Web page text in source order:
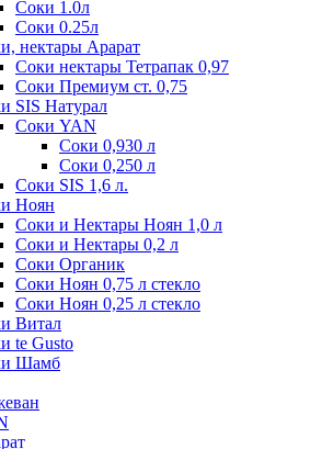
Соки 1.0л
Соки 0.25л
нектары Арарат
Соки нектары Тетрапак 0,97
Соки Премиум ст. 0,75
SIS Натурал
Соки YAN
Соки 0,930 л
Соки 0,250 л
Соки SIS 1,6 л.
Ноян
Соки и Нектары Ноян 1,0 л
Соки и Нектары 0,2 л
Соки Органик
Соки Ноян 0,75 л стекло
Соки Ноян 0,25 л стекло
Витал
te Gusto
Шамб